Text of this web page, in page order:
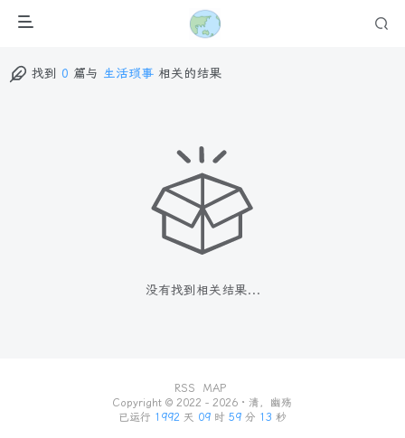
找到 0 篇与 生活琐事 相关的结果
没有找到相关结果...
RSS
MAP
Copyright © 2022 - 2026 · 清，幽殇
已运行 1992 天 09 时 59 分 13 秒